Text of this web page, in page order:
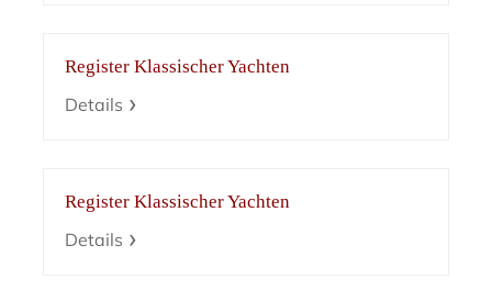
Register Klassischer Yachten
Details
Register Klassischer Yachten
Details